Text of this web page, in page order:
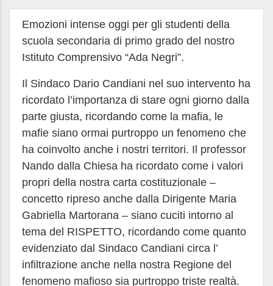
Emozioni intense oggi per gli studenti della
scuola secondaria di primo grado del nostro
Istituto Comprensivo “Ada Negri”.
Il Sindaco Dario Candiani nel suo intervento ha
ricordato l’importanza di stare ogni giorno dalla
parte giusta, ricordando come la mafia, le
mafie siano ormai purtroppo un fenomeno che
ha coinvolto anche i nostri territori. Il professor
Nando dalla Chiesa ha ricordato come i valori
propri della nostra carta costituzionale –
concetto ripreso anche dalla Dirigente Maria
Gabriella Martorana – siano cuciti intorno al
tema del RISPETTO, ricordando come quanto
evidenziato dal Sindaco Candiani circa l’
infiltrazione anche nella nostra Regione del
fenomeno mafioso sia purtroppo triste realtà.